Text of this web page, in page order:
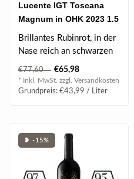
Lucente IGT Toscana
Magnum in OHK 2023 1.5
l
Brillantes Rubinrot, in der
Nase reich an schwarzen
Früchten wie Blaubeeren
& ..
€77,60 €65,98
* Inkl. MwSt. zzgl. Versandkosten
Grundpreis: €43,99 / Liter
❥ -15%